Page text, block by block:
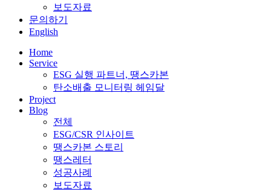
보도자료
문의하기
English
Home
Service
ESG 실행 파트너, 땡스카본
탄소배출 모니터링 헤임달
Project
Blog
전체
ESG/CSR 인사이트
땡스카본 스토리
땡스레터
성공사례
보도자료